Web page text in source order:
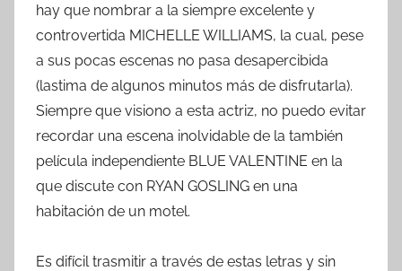
hay que nombrar a la siempre excelente y
controvertida MICHELLE WILLIAMS, la cual, pese
a sus pocas escenas no pasa desapercibida
(lastima de algunos minutos más de disfrutarla).
Siempre que visiono a esta actriz, no puedo evitar
recordar una escena inolvidable de la también
película independiente BLUE VALENTINE en la
que discute con RYAN GOSLING en una
habitación de un motel.
Es difícil trasmitir a través de estas letras y sin